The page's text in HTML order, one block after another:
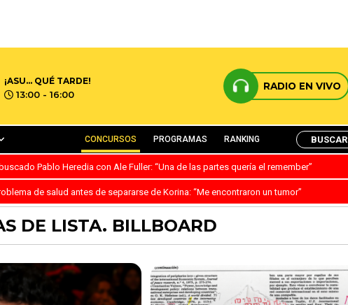
¡ASU… QUÉ TARDE!
13:00 - 16:00
RADIO EN VIVO
CONCURSOS PROGRAMAS RANKING BUSCAR
Pablo Heredia con Ale Fuller: “Una de las partes quería el remember”
de salud antes de separarse de Korina: “Me encontraron un tumor”
DE LISTA. BILLBOARD